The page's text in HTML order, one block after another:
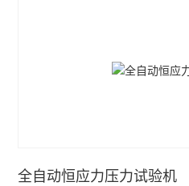
全自动恒应力压力试验机